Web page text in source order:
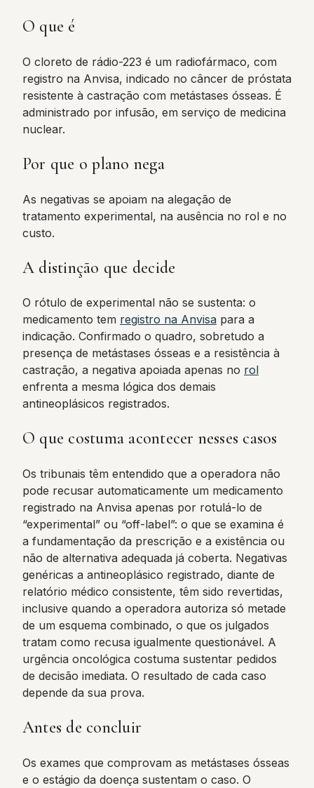
O que é
O cloreto de rádio-223 é um radiofármaco, com
registro na Anvisa, indicado no câncer de próstata
resistente à castração com metástases ósseas. É
administrado por infusão, em serviço de medicina
nuclear.
Por que o plano nega
As negativas se apoiam na alegação de
tratamento experimental, na ausência no rol e no
custo.
A distinção que decide
O rótulo de experimental não se sustenta: o
medicamento tem registro na Anvisa para a
indicação. Confirmado o quadro, sobretudo a
presença de metástases ósseas e a resistência à
castração, a negativa apoiada apenas no rol
enfrenta a mesma lógica dos demais
antineoplásicos registrados.
O que costuma acontecer nesses casos
Os tribunais têm entendido que a operadora não
pode recusar automaticamente um medicamento
registrado na Anvisa apenas por rotulá-lo de
“experimental” ou “off-label”: o que se examina é
a fundamentação da prescrição e a existência ou
não de alternativa adequada já coberta. Negativas
genéricas a antineoplásico registrado, diante de
relatório médico consistente, têm sido revertidas,
inclusive quando a operadora autoriza só metade
de um esquema combinado, o que os julgados
tratam como recusa igualmente questionável. A
urgência oncológica costuma sustentar pedidos
de decisão imediata. O resultado de cada caso
depende da sua prova.
Antes de concluir
Os exames que comprovam as metástases ósseas
e o estágio da doença sustentam o caso. O